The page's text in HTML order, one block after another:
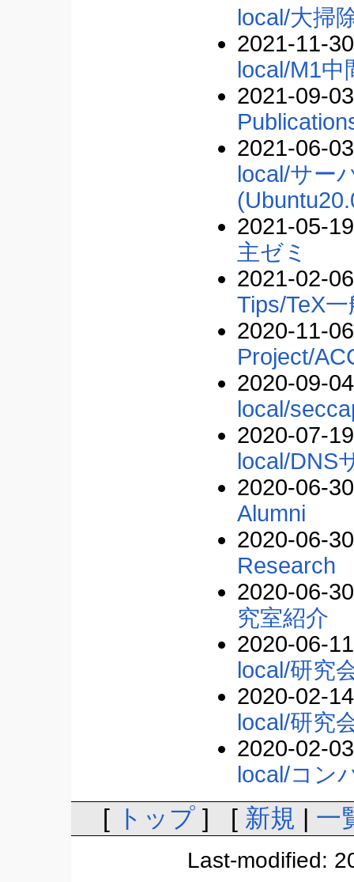
local/大掃
2021-11-
local/M1中
2021-09-
2021-06-
local/サー
2021-05-
主ゼミ
2021-02-
Tips/TeX一
2020-11-
Project/
2020-09-
local/
2020-07-
local/DNS
2020-06-
Alumni
2020-06-
Research
2020-06-
究室紹介
2020-06-
local/研究
2020-02-
local/研究
2020-02-
local/コン
[ トップ] [ 新規 | 一
Last-modified: